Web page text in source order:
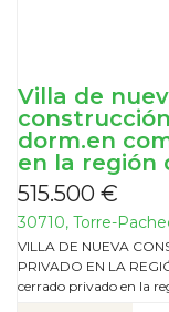
Villa de
dorm.en
en la región
515.500 €
30710, Torre-
VILLA DE NUEVA
PRIVADO EN LA
cerrado privado en la